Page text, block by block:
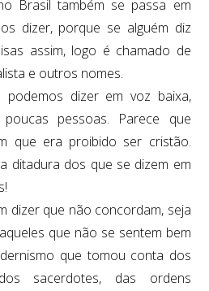
Brasil também se passa em
dizer, porque se alguém diz
assim, logo é chamado de
e outros nomes.
dizer em voz baixa,
pessoas. Parece que
que era proibido ser cristão.
ditadura dos que se dizem em
dizer que não concordam, seja
que não se sentem bem
que tomou conta dos
sacerdotes, das ordens